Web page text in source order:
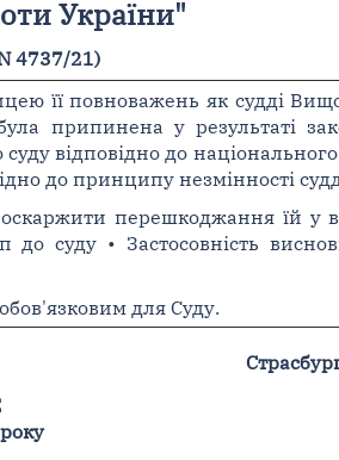
України"
4737/21)
її повноважень як судді
припинена у результаті
відповідно до національного
до принципу незмінності
перешкоджання їй у
суду • Застосовність
для Суду.